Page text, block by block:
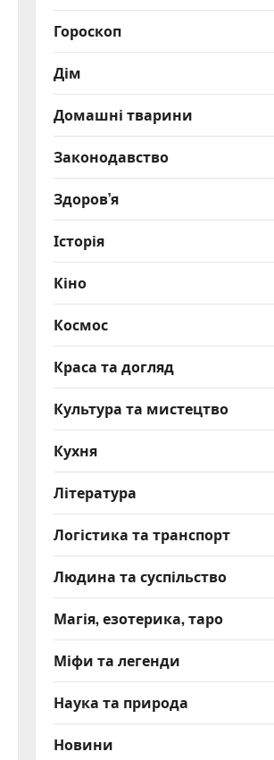
Гороскоп
Дім
Домашні тварини
Законодавство
Здоров’я
Історія
Кіно
Космос
Краса та догляд
Культура та мистецтво
Кухня
Література
Логістика та транспорт
Людина та суспільство
Магія, езотерика, таро
Міфи та легенди
Наука та природа
Новини